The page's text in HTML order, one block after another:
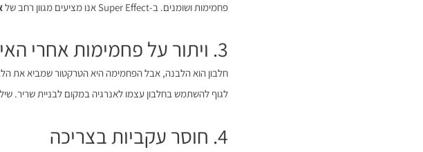
פחמימות ושומנים. ב-Super Effect אנו מציעים מגוון רחב של
3. ויתור על פחמימות אחרי האימון
חלבון הוא הלבנה, אבל הפחמימה היא הטרקטור שמביא את
לגוף להשתמש בחלבון עצמו לאנרגיה במקום לבניית שריר.
4. חוסר עקביות בצריכה